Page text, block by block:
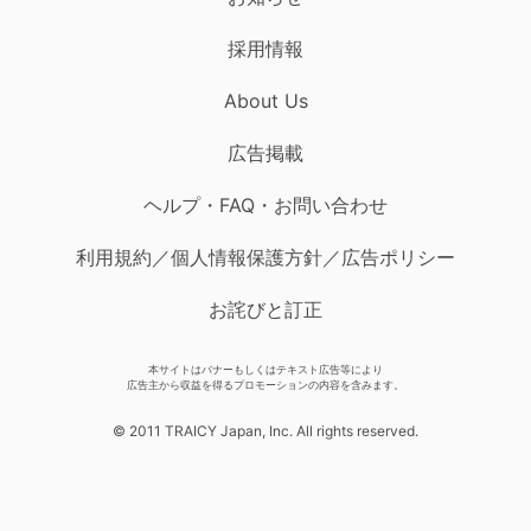
採用情報
About Us
広告掲載
ヘルプ・FAQ・お問い合わせ
利用規約／個人情報保護方針／広告ポリシー
お詫びと訂正
本サイトはバナーもしくはテキスト広告等により
広告主から収益を得るプロモーションの内容を含みます。
© 2011 TRAICY Japan, Inc. All rights reserved.